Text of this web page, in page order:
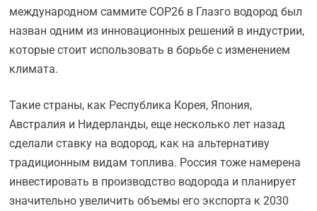
международном саммите COP26 в Глазго водород был
назван одним из инновационных решений в индустрии,
которые стоит использовать в борьбе с изменением
климата.
Такие страны, как Республика Корея, Япония,
Австралия и Нидерланды, еще несколько лет назад
сделали ставку на водород, как на альтернативу
традиционным видам топлива. Россия тоже намерена
инвестировать в производство водорода и планирует
значительно увеличить объемы его экспорта к 2030